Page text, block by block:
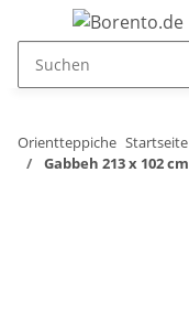
Orientteppiche Startseite
Gabbeh 213 x 102 cm